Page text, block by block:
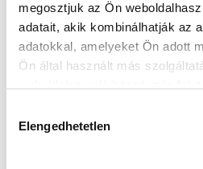
megosztjuk az Ön
adatait, akik kombinálhatják az
adatokkal, amelyeket Ön adott
Ön által használt más
kiválasztása
Elengedhetetlen
VILLÁMGYORS
2015-04-10
Szerencsére a vártnál is jobb
felkészülés idején, a Vasa...